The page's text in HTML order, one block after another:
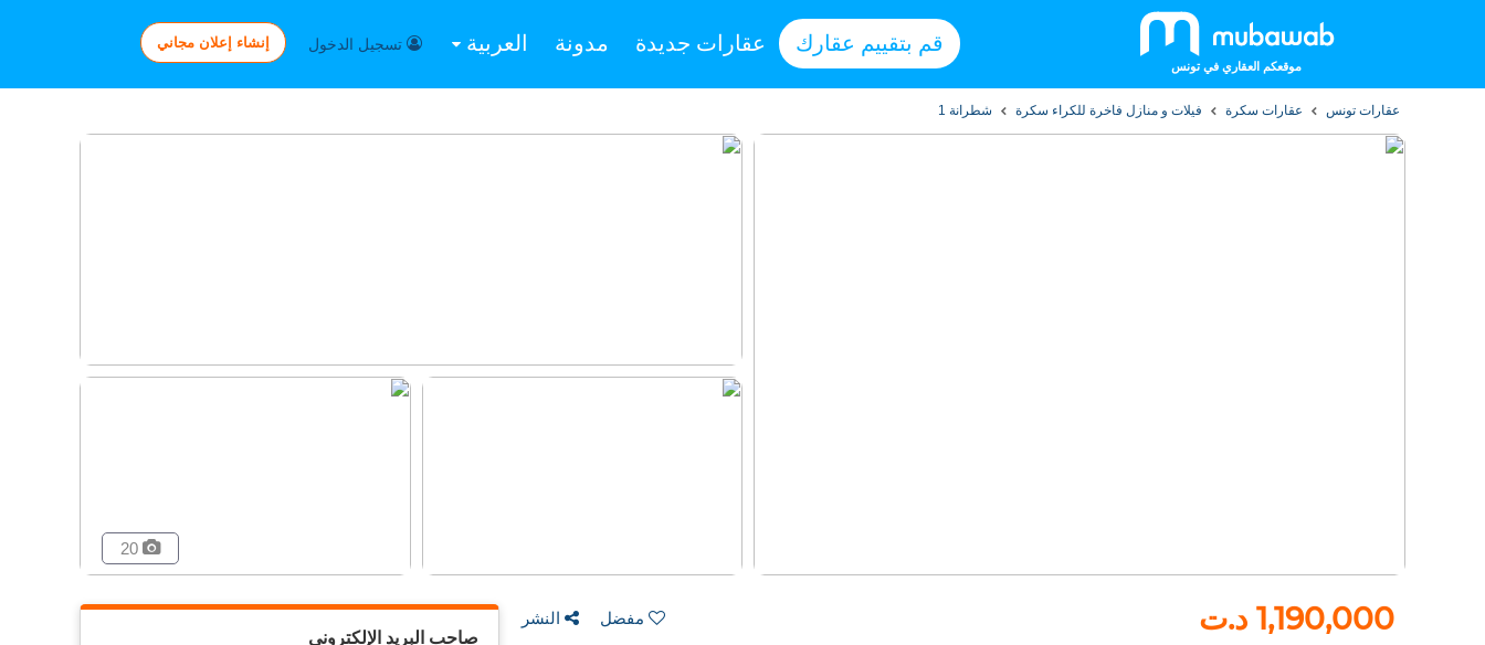
موقعكم العقاري في تونس
قم بتقييم عقارك عقارات جديدة مدونة العربية تسجيل الدخول إنشاء إعلان مجاني
عقارات تونس عقارات سكرة فيلات و منازل فاخرة للكراء سكرة شطرانة 1
20
1,190,000 د.ت مفضل النشر
صاحب البريد الإلكتروني